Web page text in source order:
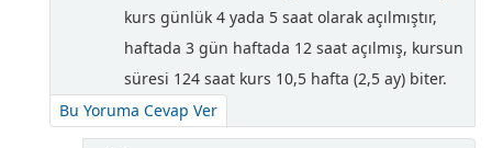
kurs günlük 4 yada 5 saat olarak açılmıştır,
haftada 3 gün haftada 12 saat açılmış, kursun
süresi 124 saat kurs 10,5 hafta (2,5 ay) biter.
Bu Yoruma Cevap Ver